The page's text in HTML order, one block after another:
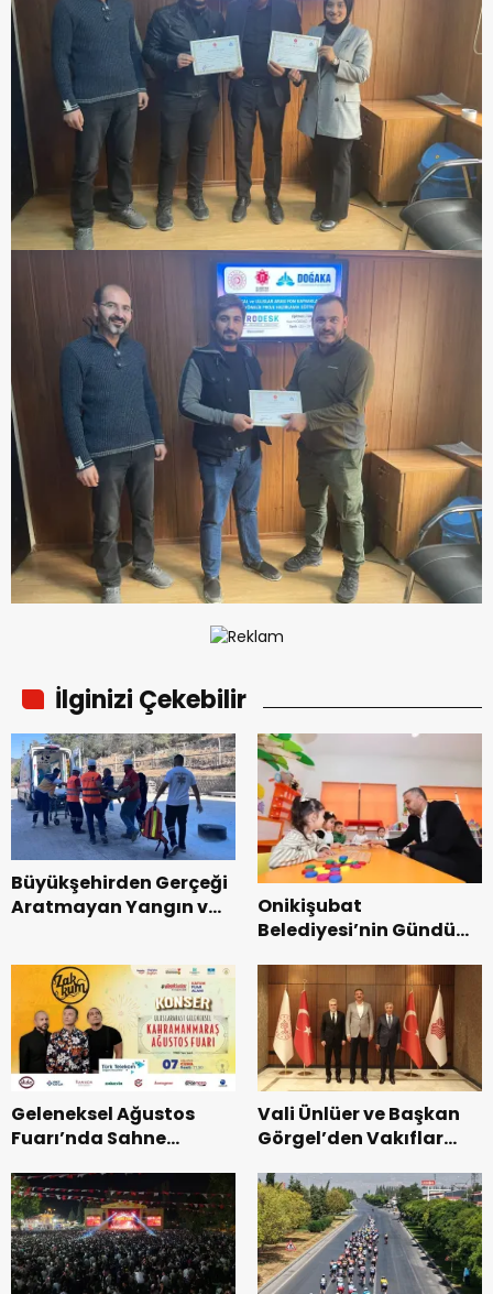
İlginizi Çekebilir
Büyükşehirden Gerçeği
Aratmayan Yangın ve
Onikişubat
Belediyesi’nin Gündüz
dönemin ön kayıtları
başladı.
Geleneksel Ağustos
Fuarı’nda Sahne
Vali Ünlüer ve Başkan
Görgel’den Vakıflar
ziyaret.